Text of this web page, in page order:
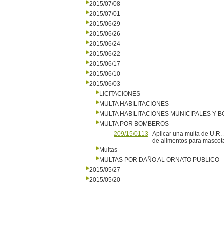
2015/07/08
2015/07/01
2015/06/29
2015/06/26
2015/06/24
2015/06/22
2015/06/17
2015/06/10
2015/06/03
LICITACIONES
MULTA HABILITACIONES
MULTA HABILITACIONES MUNICIPALES Y
MULTA POR BOMBEROS
209/15/0113
Aplicar una multa de
de alimentos para
Multas
MULTAS POR DAÑO AL ORNATO PUBLICO
2015/05/27
2015/05/20